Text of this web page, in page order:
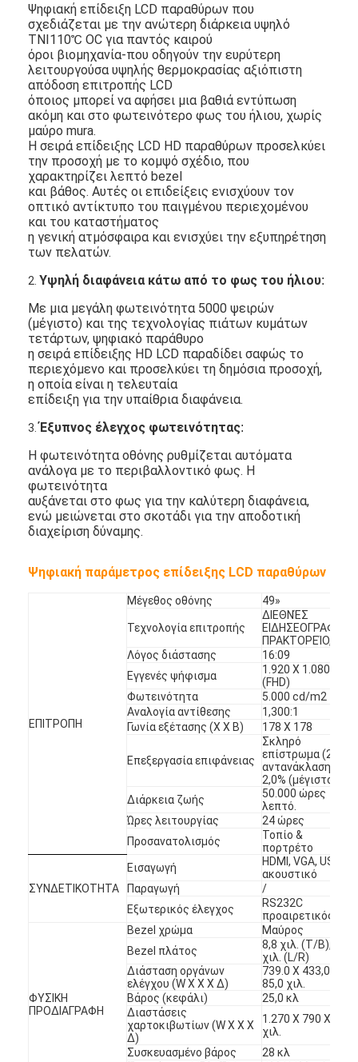
Περίπου εμείς
Γύρος εργοστασίων
Μας ελάτε σε επαφή με
συνομιλία τώρα
Επίδειξη παραθύρων LCD
πλαισιωμένη διπλάσιο οθόνη LCD
Υπαίθρια επίδειξη LCD
Ψηφιακή επίδειξη LCD παραθύρων που
σχεδιάζεται με την ανώτερη διάρκεια υψηλό
TNI110℃ OC για παντός καιρού
όροι βιομηχανία-που οδηγούν την ευρύτερη
λειτουργούσα υψηλής θερμοκρασίας αξιόπιστη
απόδοση επιτροπής LCD
όποιος μπορεί να αφήσει μια βαθιά εντύπωση
ακόμη και στο φωτεινότερο φως του ήλιου, χωρίς
μαύρο mura.
Η σειρά επίδειξης LCD HD παραθύρων προσελκύει
την προσοχή με το κομψό σχέδιο, που
χαρακτηρίζει λεπτό bezel
και βάθος. Αυτές οι επιδείξεις ενισχύουν τον
οπτικό αντίκτυπο του παιγμένου περιεχομένου
και του καταστήματος
η γενική ατμόσφαιρα και ενισχύει την εξυπηρέτηση
των πελατών.
2. Υψηλή διαφάνεια κάτω από το φως του ήλιου:
Με μια μεγάλη φωτεινότητα 5000 ψειρών
(μέγιστο) και της τεχνολογίας πιάτων κυμάτων
τετάρτων, ψηφιακό παράθυρο
η σειρά επίδειξης HD LCD παραδίδει σαφώς το
περιεχόμενο και προσελκύει τη δημόσια προσοχή,
η οποία είναι η τελευταία
επίδειξη για την υπαίθρια διαφάνεια.
3.Έξυπνος έλεγχος φωτεινότητας:
Η φωτεινότητα οθόνης ρυθμίζεται αυτόματα
ανάλογα με το περιβαλλοντικό φως. Η
φωτεινότητα
αυξάνεται στο φως για την καλύτερη διαφάνεια,
ενώ μειώνεται στο σκοτάδι για την αποδοτική
διαχείριση δύναμης.
Ψηφιακή παράμετρος επίδειξης LCD παραθύρων
ΕΠΙΤΡΟΠΗ
Μέγεθος οθόνης 49»
Τεχνολογία επιτροπής
ΔΙΕΘΝΈΣ
ΕΙΔΗΣΕΟΓΡΑΦΙΚΌ
ΠΡΑΚΤΟΡΕΊΟ,
Λόγος διάστασης
16:09
Εγγενές ψήφισμα
1.920 X 1.080
(FHD)
Φωτεινότητα
5.000 cd/m2
Αναλογία αντίθεσης
1,300:1
Γωνία εξέτασης (Χ Χ Β)
178 X 178
Επεξεργασία επιφάνειας
Σκληρό
επίστρωμα (2H),
αντανάκλαση
2,0% (μέγιστο)
Διάρκεια ζωής
50.000 ώρες
λεπτό.
Ώρες λειτουργίας
24 ώρες
Προσανατολισμός
Τοπίο &
πορτρέτο
ΣΥΝΔΕΤΙΚΟΤΗΤΑ
Εισαγωγή
HDMI, VGA, USB,
ακουστικό
Παραγωγή
/
Εξωτερικός έλεγχος
RS232C
προαιρετικός
ΦΥΣΙΚΗ
ΠΡΟΔΙΑΓΡΑΦΗ
Bezel χρώμα Μαύρος
Bezel πλάτος
8,8 χιλ. (T/B), 8,8
χιλ. (L/R)
Διάσταση οργάνων
ελέγχου (W Χ Χ Χ Δ)
739.0 X 433,0 X
85,0 χιλ.
Βάρος (κεφάλι)
25,0 κλ
Διαστάσεις
χαρτοκιβωτίων (W Χ Χ Χ
Δ)
1.270 X 790 X 230
χιλ.
Συσκευασμένο βάρος
28 κλ